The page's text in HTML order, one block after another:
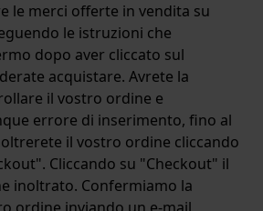
le merci offerte in vendita su
le istruzioni che
dopo aver cliccato sul
acquistare. Avrete la
il vostro ordine e
errore di inserimento, fino al
il vostro ordine cliccando
Cliccando su "Checkout" il
inoltrato. Confermiamo la